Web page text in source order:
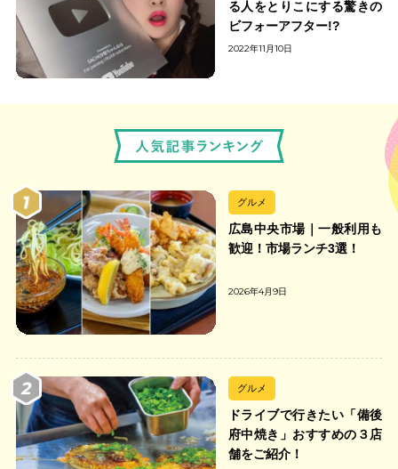
る人をとりこにする驚きの
ビフォーアフター!?
2022年11月10日
グルメ
広島中央市場｜一般利用も
歓迎！市場ランチ3選！
2026年4月9日
グルメ
ドライブで行きたい「備後
府中焼き」おすすめの３店
舗をご紹介！